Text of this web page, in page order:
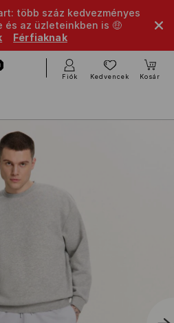
több száz kedvezményes
és az üzleteinkben is 🤑
Férfiaknak
Fiók Kedvencek Kosár